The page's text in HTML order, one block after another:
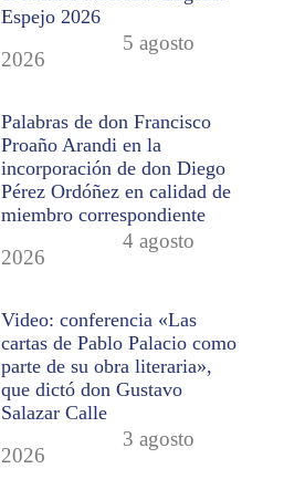
Espejo 2026
5 agosto
2026
Palabras de don Francisco
Proaño Arandi en la
incorporación de don Diego
Pérez Ordóñez en calidad de
miembro correspondiente
4 agosto
2026
Video: conferencia «Las
cartas de Pablo Palacio como
parte de su obra literaria»,
que dictó don Gustavo
Salazar Calle
3 agosto
2026